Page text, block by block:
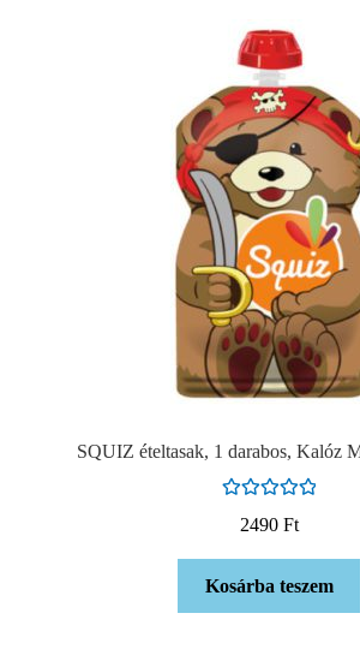
SQUIZ ételtasak, 1 darabos, Kalóz
2490 Ft
Kosárba teszem